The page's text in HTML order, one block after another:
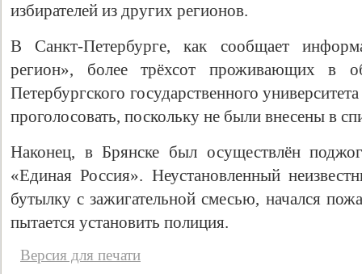
избирателей из других регионов.
В Санкт-Петербурге, как сообщает
регион», более трёхсот проживающих в
Петербургского государственного
проголосовать, поскольку не были внесены в
Наконец, в Брянске был осуществлён
«Единая Россия». Неустановленный
бутылку с зажигательной смесью, начался
пытается установить полиция.
Версия для печати